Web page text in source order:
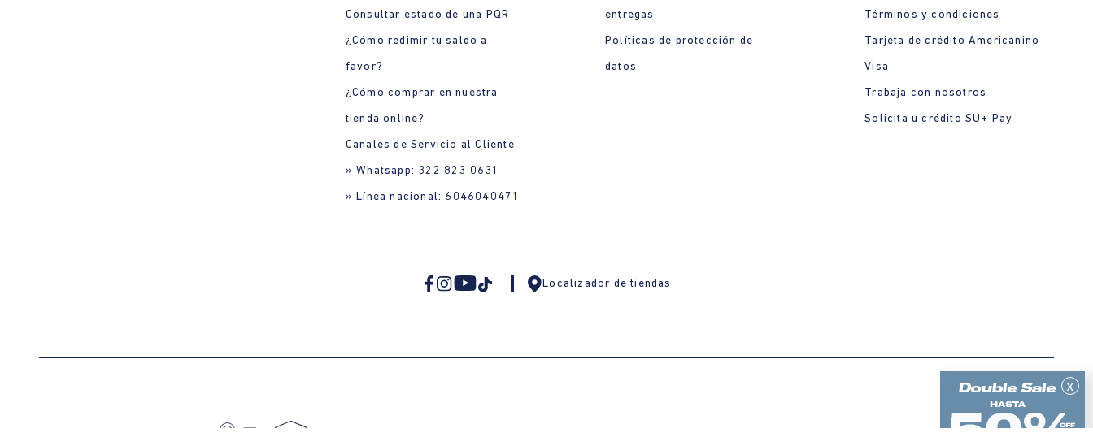
x
Consultar estado de una PQR
¿Cómo redimir tu saldo a
favor?
¿Cómo comprar en nuestra
tienda online?
Canales de Servicio al Cliente
» Whatsapp: 322 823 0631
» Línea nacional: 6046040471
entregas
Políticas de protección de
datos
Términos y condiciones
Tarjeta de crédito Americanino
Visa
Trabaja con nosotros
Solicita u crédito SU+ Pay
Localizador de tiendas